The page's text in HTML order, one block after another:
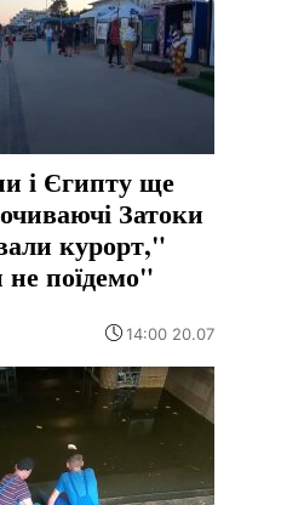
і Єгипту ще
Затоки
курорт,"
поїдемо"
14:00 20.07